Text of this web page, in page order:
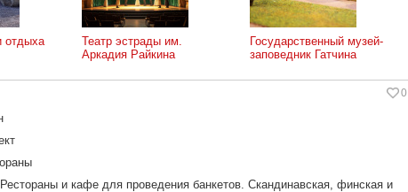
отдыха
Театр эстрады им.
Аркадия Райкина
Государственный музей-
заповедник Гатчина
и кафе для проведения банкетов. Скандинавская, финская и
0